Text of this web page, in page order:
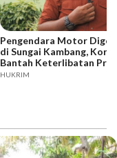
Pengendara Motor
di Sungai Kambang,
Bantah Keterlibatan
HUKRIM